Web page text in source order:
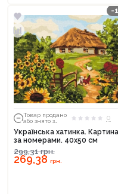
-
Товар продано
або знято з
0
Українська хатинка. Картина
за номерами. 40х50 см
299,31грн.
269,38 грн.